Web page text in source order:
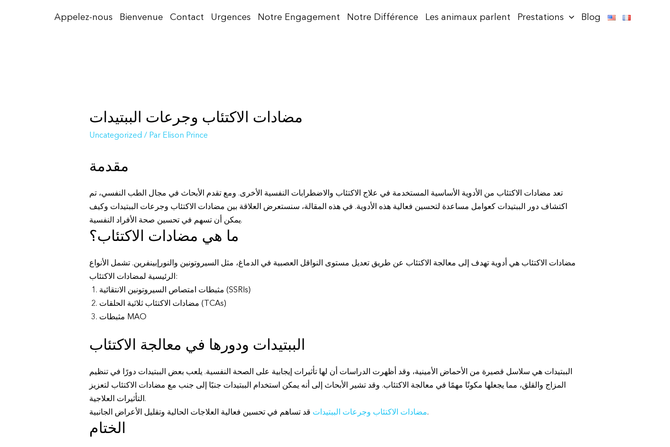
Appelez-nous Bienvenue Contact Urgences Notre Engagement Notre Différence Les animaux parlent Prestations Blog
مضادات الاكتئاب وجرعات الببتيدات
Uncategorized / Par Elison Prince
مقدمة
تعد مضادات الاكتئاب من الأدوية الأساسية المستخدمة في علاج الاكتئاب والاضطرابات النفسية الأخرى. ومع تقدم الأبحاث في مجال الطب النفسي، تم
اكتشاف دور الببتيدات كعوامل مساعدة لتحسين فعالية هذه الأدوية. في هذه المقالة، سنستعرض العلاقة بين مضادات الاكتئاب وجرعات الببتيدات وكيف
يمكن أن تسهم في تحسين صحة الأفراد النفسية.
ما هي مضادات الاكتئاب؟
مضادات الاكتئاب هي أدوية تهدف إلى معالجة الاكتئاب عن طريق تعديل مستوى النواقل العصبية في الدماغ، مثل السيروتونين والنورإبينفرين. تشمل الأنواع
الرئيسية لمضادات الاكتئاب:
مثبطات امتصاص السيروتونين الانتقائية (SSRIs)
مضادات الاكتئاب ثلاثية الحلقات (TCAs)
مثبطات MAO
الببتيدات ودورها في معالجة الاكتئاب
الببتيدات هي سلاسل قصيرة من الأحماض الأمينية، وقد أظهرت الدراسات أن لها تأثيرات إيجابية على الصحة النفسية. يلعب بعض الببتيدات دورًا في تنظيم
المزاج والقلق، مما يجعلها مكونًا مهمًا في معالجة الاكتئاب. وقد تشير الأبحاث إلى أنه يمكن استخدام الببتيدات جنبًا إلى جنب مع مضادات الاكتئاب لتعزيز
التأثيرات العلاجية.
مضادات الاكتئاب وجرعات الببتيداتقد تساهم في تحسين فعالية العلاجات الحالية وتقليل الأعراض الجانبية.
الختام